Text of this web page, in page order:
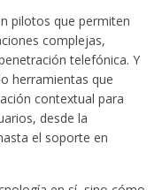
pilotos que permiten
complejas,
telefónica. Y
herramientas que
contextual para
desde la
el soporte en